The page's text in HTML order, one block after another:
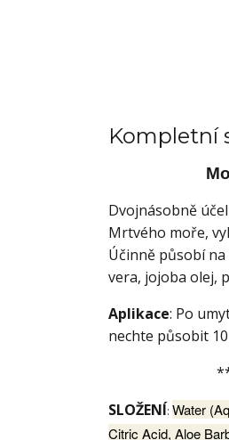
Kompletní
Dvojnásobně
Mrtvého moře,
Účinně působí
vera, jojoba olej,
Aplikace: Po
nechte působit
SLOŽENÍ: Water
Citric Acid, Aloe